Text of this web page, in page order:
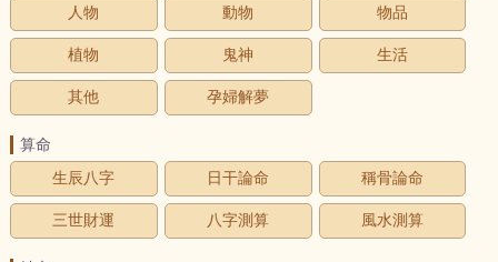
人物
動物 物品
植物 鬼神 生活
其他 孕婦解夢
算命
生辰八字
日干論命 稱骨論命
三世財運 八字測算 風水測算